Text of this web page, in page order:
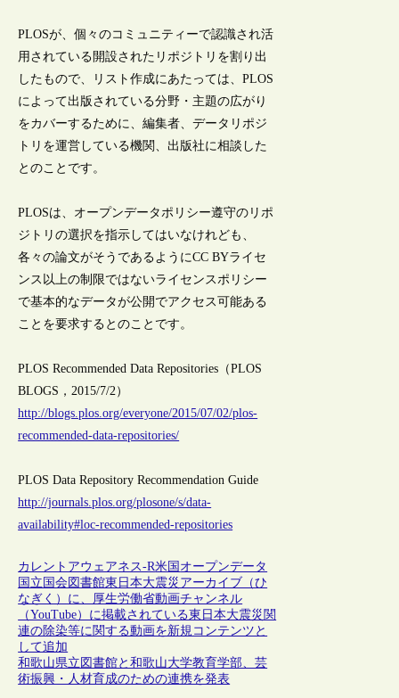
PLOSが、個々のコミュニティーで認識され活
用されている開設されたリポジトリを割り出
したもので、リスト作成にあたっては、PLOS
によって出版されている分野・主題の広がり
をカバーするために、編集者、データリポジ
トリを運営している機関、出版社に相談した
とのことです。
PLOSは、オープンデータポリシー遵守のリポ
ジトリの選択を指示してはいなけれども、
各々の論文がそうであるようにCC BYライセ
ンス以上の制限ではないライセンスポリシー
で基本的なデータが公開でアクセス可能ある
ことを要求するとのことです。
PLOS Recommended Data Repositories（PLOS
BLOGS，2015/7/2）
http://blogs.plos.org/everyone/2015/07/02/plos-
recommended-data-repositories/
PLOS Data Repository Recommendation Guide
http://journals.plos.org/plosone/s/data-
availability#loc-recommended-repositories
カレントアウェアネス-R米国 オープンデータ
国立国会図書館東日本大震災アーカイブ（ひ
なぎく）に、厚生労働省動画チャンネル
（YouTube）に掲載されている東日本大震災関
連の除染等に関する動画を新規コンテンツと
して追加
和歌山県立図書館と和歌山大学教育学部、芸
術振興・人材育成のための連携を発表